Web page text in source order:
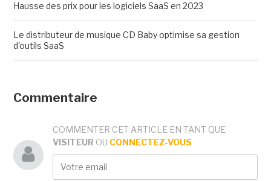
Hausse des prix pour les logiciels SaaS en 2023
Le distributeur de musique CD Baby optimise sa gestion
d'outils SaaS
Commentaire
COMMENTER CET ARTICLE EN TANT QUE
VISITEUR OU CONNECTEZ-VOUS